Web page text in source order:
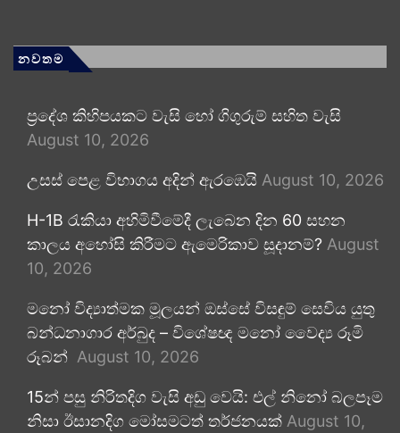
නවතම
ප්‍රදේශ කිහිපයකට වැසි හෝ ගිගුරුම් සහිත වැසි
August 10, 2026
උසස් පෙළ විභාගය අදින් ඇරඹෙයි August 10, 2026
H-1B රැකියා අහිමිවීමේදී ලැබෙන දින 60 සහන
කාලය අහෝසි කිරීමට ඇමෙරිකාව සූදානම්? August
10, 2026
මනෝ විද්‍යාත්මක මූලයන් ඔස්සේ විසඳුම් සෙවිය යුතු
බන්ධනාගාර අර්බුද – විශේෂඥ මනෝ වෛද්‍ය රූමි
රූබන් August 10, 2026
15න් පසු නිරිතදිග වැසි අඩු වෙයි: එල් නිනෝ බලපෑම
නිසා ඊසානදිග මෝසමටත් තර්ජනයක් August 10,